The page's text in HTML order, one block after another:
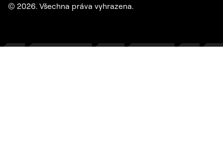
© 2026. Všechna práva vyhrazena.